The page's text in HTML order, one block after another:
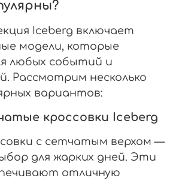
Iceberg включает
модели, которые
любых событий и
Рассмотрим несколько
вариантов:
кроссовки Iceberg
с сетчатым верхом —
для жарких дней. Эти
отличную